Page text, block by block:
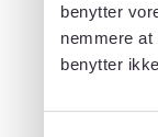
benytter
nemmere
benytter